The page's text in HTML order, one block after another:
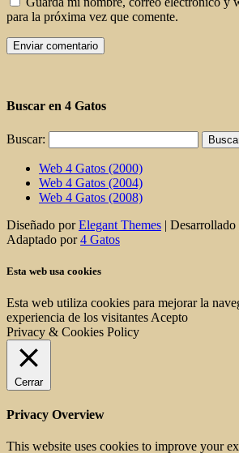
para la próxima vez que comente.
Buscar en 4 Gatos
Buscar:
Web 4 Gatos (2000)
Web 4 Gatos (2004)
Web 4 Gatos (2008)
Diseñado porElegant Themes |
Adaptado por4 Gatos
Esta web usa cookies
Esta web utiliza cookies para mejorar la
experiencia de los visitantes Acepto
Privacy & Cookies Policy
Cerrar
Privacy Overview
This website uses cookies to improve your